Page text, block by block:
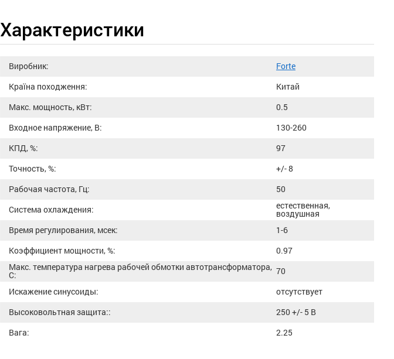
Характеристики
Виробник:
Forte
Країна походження:
Китай
Макс. мощность, кВт:
0.5
Входное напряжение, В:
130-260
КПД, %:
97
Точность, %:
+/- 8
Рабочая частота, Гц:
50
Система охлаждения:
естественная,
воздушная
Время регулирования, мсек:
1-6
Коэффициент мощности, %:
0.97
Макс. температура нагрева рабочей обмотки автотрансформатора,
С:
70
Искажение синусоиды:
отсутствует
Высоковольтная защита::
250 +/- 5 В
Вага:
2.25